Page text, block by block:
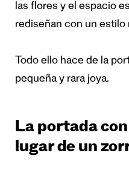
las flores y el espacio
rediseñan con un estilo
Todo ello hace de la
pequeña y rara joya.
La portada
lugar de un